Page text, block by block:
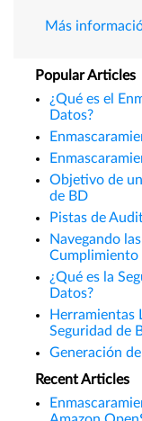
Más
Popular Articles
¿Qué es el
Datos?
Objetivo de
de BD
Pistas de
Navegando
Cumplimiento
¿Qué es la
Datos?
Herramientas
Seguridad de
Generación
Recent Articles